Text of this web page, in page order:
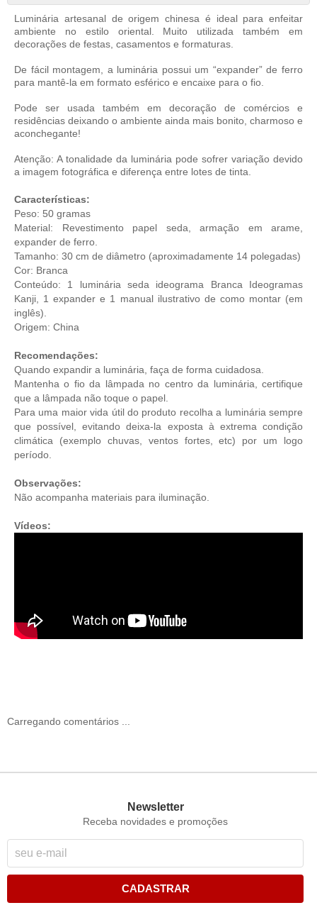
Luminária artesanal de origem chinesa é ideal para enfeitar
ambiente no estilo oriental. Muito utilizada também em
decorações de festas, casamentos e formaturas.
De fácil montagem, a luminária possui um “expander” de ferro
para mantê-la em formato esférico e encaixe para o fio.
Pode ser usada também em decoração de comércios e
residências deixando o ambiente ainda mais bonito, charmoso e
aconchegante!
Atenção: A tonalidade da luminária pode sofrer variação devido
a imagem fotográfica e diferença entre lotes de tinta.
Características:
Peso: 50 gramas
Material: Revestimento papel seda, armação em arame,
expander de ferro.
Tamanho: 30 cm de diâmetro (aproximadamente 14 polegadas)
Cor: Branca
Conteúdo: 1 luminária seda ideograma Branca Ideogramas
Kanji, 1 expander e 1 manual ilustrativo de como montar (em
inglês).
Origem: China
Recomendações:
Quando expandir a luminária, faça de forma cuidadosa.
Mantenha o fio da lâmpada no centro da luminária, certifique
que a lâmpada não toque o papel.
Para uma maior vida útil do produto recolha a luminária sempre
que possível, evitando deixa-la exposta à extrema condição
climática (exemplo chuvas, ventos fortes, etc) por um logo
período.
Observações:
Não acompanha materiais para iluminação.
Vídeos:
Carregando comentários ...
Newsletter
Receba novidades e promoções
CADASTRAR